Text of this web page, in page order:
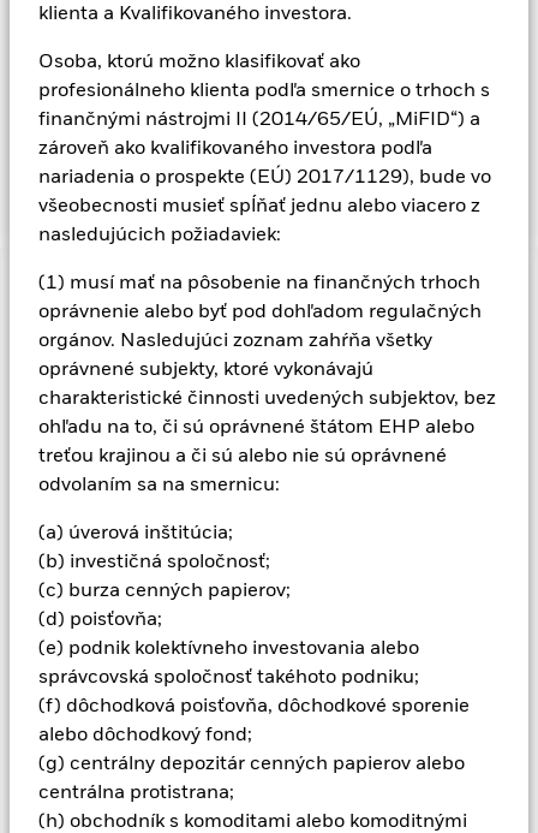
klienta a Kvalifikovaného investora.
Osoba, ktorú možno klasifikovať ako
profesionálneho klienta podľa smernice o trhoch s
finančnými nástrojmi II (2014/65/EÚ, „MiFID“) a
zároveň ako kvalifikovaného investora podľa
nariadenia o prospekte (EÚ) 2017/1129), bude vo
všeobecnosti musieť spĺňať jednu alebo viacero z
nasledujúcich požiadaviek:
(1) musí mať na pôsobenie na finančných trhoch
oprávnenie alebo byť pod dohľadom regulačných
orgánov. Nasledujúci zoznam zahŕňa všetky
oprávnené subjekty, ktoré vykonávajú
charakteristické činnosti uvedených subjektov, bez
ohľadu na to, či sú oprávnené štátom EHP alebo
treťou krajinou a či sú alebo nie sú oprávnené
odvolaním sa na smernicu:
(a) úverová inštitúcia;
(b) investičná spoločnosť;
(c) burza cenných papierov;
(d) poisťovňa;
(e) podnik kolektívneho investovania alebo
správcovská spoločnosť takéhoto podniku;
(f) dôchodková poisťovňa, dôchodkové sporenie
alebo dôchodkový fond;
(g) centrálny depozitár cenných papierov alebo
centrálna protistrana;
(h) obchodník s komoditami alebo komoditnými
kombináciou kapitálového rastu a príjmu z aktív fondu. Fond
investuje globálne minimálne 70 % svojich celkových aktív
do podielov spoločností, ktorých hlavnou podnikateľskou
aktivitou je ťažba a/alebo výroba základných a vzácnych
kovov a/alebo minerálov. Fond nevlastní fyzické zlato alebo
kovy.
Dôležitá informácia: Rizikový kapitál. Hodnota investícií a
príjmov z nich môže klesať aj stúpať a nie je zaručená.
Investori nesmú získať späť pôvodne investovanú sumu.
Všetky menovo zabezpečené triedy akcií tohto fondu
používajú deriváty na zabezpečenie menového rizika. Použitie
derivátov pre konkrétnu triedu akcií by mohlo predstavovať
potenciálne riziko nákazy (známe aj ako „spill-over“) pre iné
triedy akcií vo fonde. Správcovská spoločnosť zabezpečí, aby
inej triedy akcií. Pomocou rozbaľovacieho zoznamu priamo
pod názvom fondu zobrazíte zoznam všetkých tried akcií
fondu – triedy akcií so zaistením meny sú označené slovom
akcií zabezpečených voči menám je okrem toho k dispozícii na
vyžiadanie od správcovskej spoločnosti
V rozsahu, v akom fond vykonáva požičiavanie cenných
papierov s cieľom znížiť náklady, fond získa 62,5 % z
vytvorených súvisiacich príjmov a zvyšných 37,5 % získa
spoločnosť BlackRock ako sprostredkovateľ požičiavania
cenných papierov. Keďže rozdelenie výnosov z požičiavania
cenných papierov nezvyšuje náklady na prevádzku fondu,